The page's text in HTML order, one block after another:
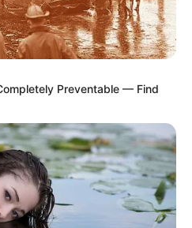
ΒΙΒΛΙΟ
Preventable — Find